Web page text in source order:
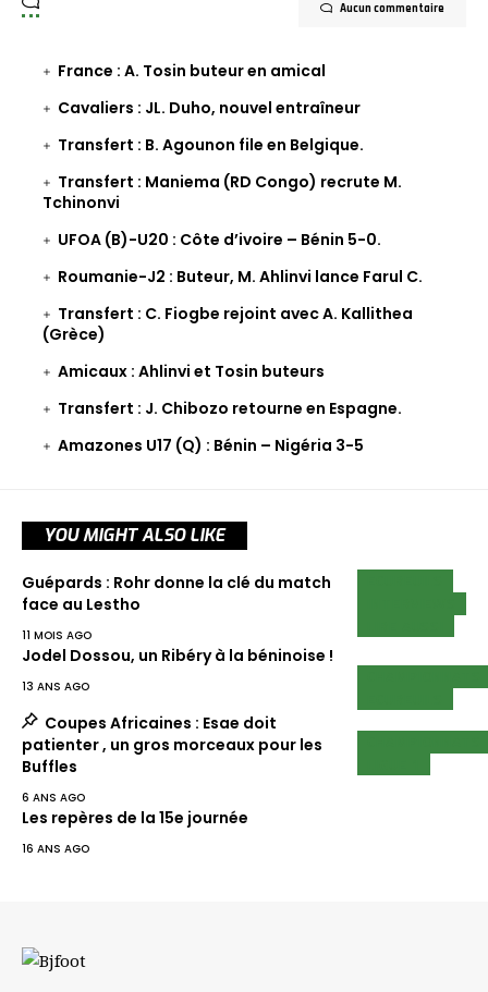
Aucun commentaire
France : A. Tosin buteur en amical
Cavaliers : JL. Duho, nouvel entraîneur
Transfert : B. Agounon file en Belgique.
Transfert : Maniema (RD Congo) recrute M.
Tchinonvi
UFOA (B)-U20 : Côte d’ivoire – Bénin 5-0.
Roumanie-J2 : Buteur, M. Ahlinvi lance Farul C.
Transfert : C. Fiogbe rejoint avec A. Kallithea
(Grèce)
Amicaux : Ahlinvi et Tosin buteurs
Transfert : J. Chibozo retourne en Espagne.
Amazones U17 (Q) : Bénin – Nigéria 3-5
YOU MIGHT ALSO LIKE
Guépards : Rohr donne la clé du match
face au Lestho
11 MOIS AGO
Jodel Dossou, un Ribéry à la béninoise !
13 ANS AGO
Coupes Africaines : Esae doit
patienter , un gros morceaux pour les
Buffles
6 ANS AGO
Les repères de la 15e journée
16 ANS AGO